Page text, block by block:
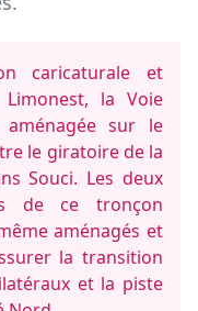
caricaturale et
la Voie
sur le
le giratoire de la
Souci. Les deux
de ce tronçon
aménagés et
la transition
et la piste